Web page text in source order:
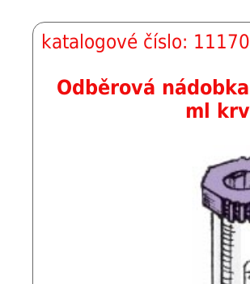
katalogové číslo: 11170
Odběrová
ml